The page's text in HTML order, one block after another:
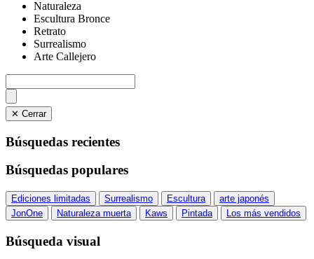
Naturaleza
Escultura Bronce
Retrato
Surrealismo
Arte Callejero
✕ Cerrar
Búsquedas recientes
Búsquedas populares
Ediciones limitadas Surrealismo Escultura
arte japonés
JonOne
Naturaleza muerta Kaws Pintada Los más vendidos
Búsqueda visual